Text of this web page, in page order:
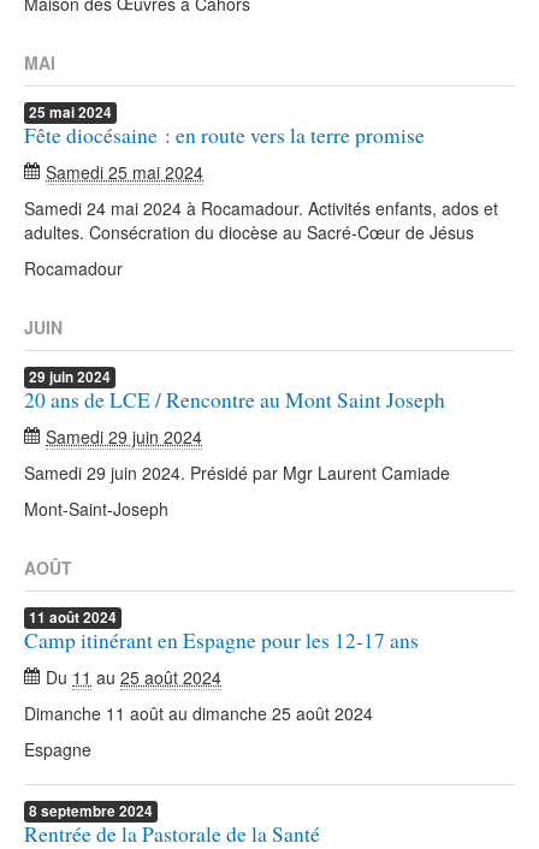
MAI
25 mai2024
Fête diocésaine : en route vers la terre promise
Samedi 25 mai 2024
Samedi 24 mai 2024 à Rocamadour. Activités enfants, ados et
adultes. Consécration du diocèse au Sacré-Cœur de Jésus
Rocamadour
JUIN
29 juin2024
20 ans de LCE / Rencontre au Mont Saint Joseph
Samedi 29 juin 2024
Samedi 29 juin 2024. Présidé par Mgr Laurent Camiade
Mont-Saint-Joseph
AOÛT
11 août2024
Camp itinérant en Espagne pour les 12-17 ans
Du 11 au 25 août 2024
Dimanche 11 août au dimanche 25 août 2024
Espagne
8septembre2024
Rentrée de la Pastorale de la Santé